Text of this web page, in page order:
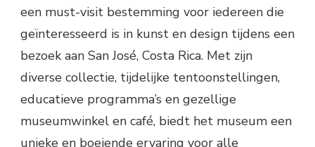
een must-visit bestemming voor iedereen die
geïnteresseerd is in kunst en design tijdens een
bezoek aan San José, Costa Rica. Met zijn
diverse collectie, tijdelijke tentoonstellingen,
educatieve programma’s en gezellige
museumwinkel en café, biedt het museum een
unieke en boeiende ervaring voor alle